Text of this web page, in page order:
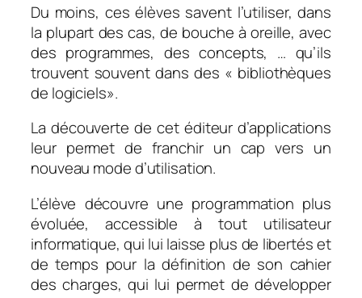
Du moins, ces élèves savent l’utiliser, dans
la plupart des cas, de bouche à oreille, avec
des programmes, des concepts, … qu’ils
trouvent souvent dans des « bibliothèques
de logiciels».
La découverte de cet éditeur d’applications
leur permet de franchir un cap vers un
nouveau mode d’utilisation.
L’élève découvre une programmation plus
évoluée, accessible à tout utilisateur
informatique, qui lui laisse plus de libertés et
de temps pour la définition de son cahier
des charges, qui lui permet de développer